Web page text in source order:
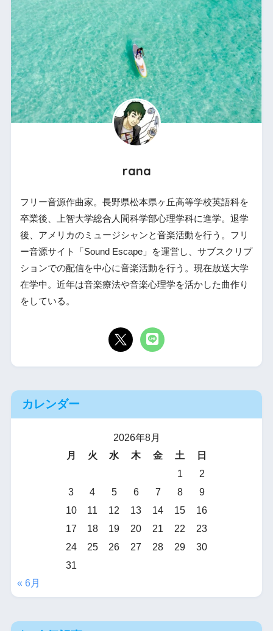
rana
フリー音源作曲家。長野県松本県ヶ丘高等学校英語科を
卒業後、上智大学総合人間科学部心理学科に進学。退学
後、アメリカのミュージシャンと音楽活動を行う。フリ
ー音源サイト「Sound Escape」を運営し、サブスクリプ
ションでの配信を中心に音楽活動を行う。現在放送大学
在学中。近年は音楽療法や音楽心理学を活かした曲作り
をしている。
カレンダー
2026年8月
月
火 水 木 金 土
日
1
2
3
4 5 6 7 8
9
10
11 12 13 14 15
16
17
18 19 20 21 22
23
24
25 26 27 28 29
30
31
« 6月